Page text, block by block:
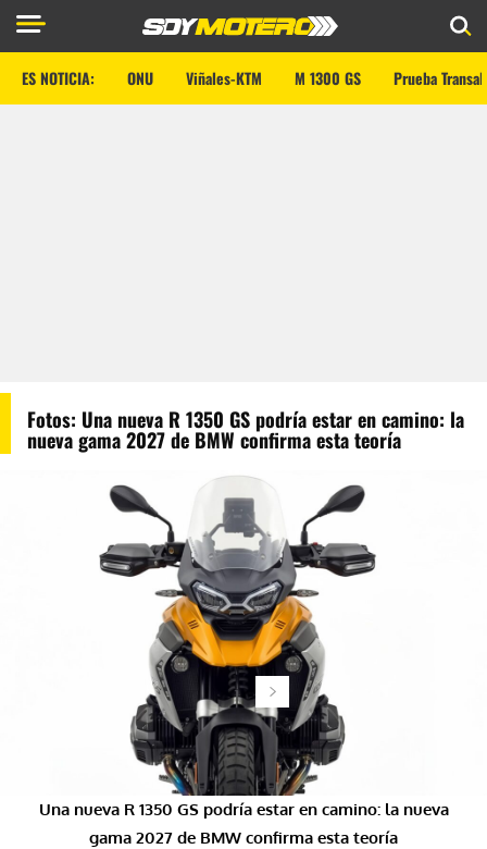
ES NOTICIA: ONU Viñales-KTM M 1300 GS Prueba
Fotos: Una nueva R 1350 GS podría estar en camino: la
nueva gama 2027 de BMW confirma esta teoría
Una nueva R 1350 GS podría estar en camino: la nueva
gama 2027 de BMW confirma esta teoría